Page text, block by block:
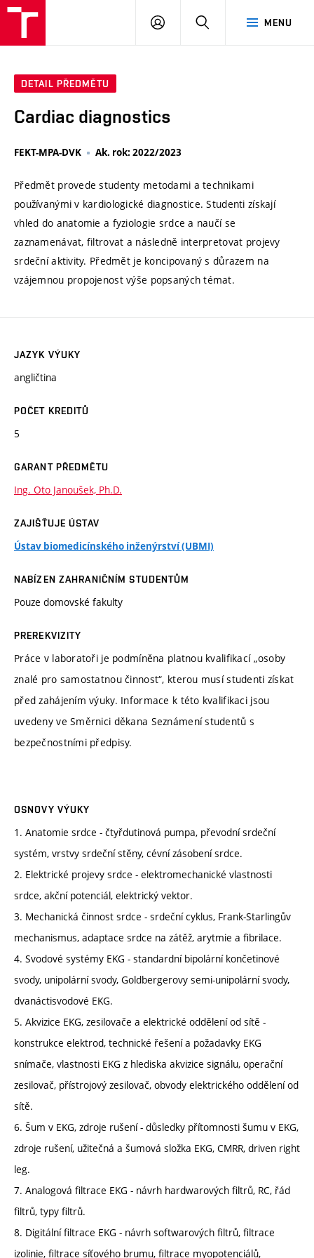
MENU
PŘIHLÁSIT
DETAIL PŘEDMĚTU
Cardiac diagnostics
FEKT-MPA-DVK Ak. rok: 2022/2023
Předmět provede studenty metodami a technikami
používanými v kardiologické diagnostice. Studenti získají
vhled do anatomie a fyziologie srdce a naučí se
zaznamenávat, filtrovat a následně interpretovat projevy
srdeční aktivity. Předmět je koncipovaný s důrazem na
vzájemnou propojenost výše popsaných témat.
JAZYK VÝUKY
angličtina
POČET KREDITŮ
5
GARANT PŘEDMĚTU
Ing. Oto Janoušek, Ph.D.
ZAJIŠŤUJE ÚSTAV
Ústav biomedicínského inženýrství (UBMI)
NABÍZEN ZAHRANIČNÍM STUDENTŮM
Pouze domovské fakulty
PREREKVIZITY
Práce v laboratoři je podmíněna platnou kvalifikací „osoby
znalé pro samostatnou činnost“, kterou musí studenti získat
před zahájením výuky. Informace k této kvalifikaci jsou
uvedeny ve Směrnici děkana Seznámení studentů s
bezpečnostními předpisy.
OSNOVY VÝUKY
1. Anatomie srdce - čtyřdutinová pumpa, převodní srdeční
systém, vrstvy srdeční stěny, cévní zásobení srdce.
2. Elektrické projevy srdce - elektromechanické vlastnosti
srdce, akční potenciál, elektrický vektor.
3. Mechanická činnost srdce - srdeční cyklus, Frank-Starlingův
mechanismus, adaptace srdce na zátěž, arytmie a fibrilace.
4. Svodové systémy EKG - standardní bipolární končetinové
svody, unipolární svody, Goldbergerovy semi-unipolární svody,
dvanáctisvodové EKG.
5. Akvizice EKG, zesilovače a elektrické oddělení od sítě -
konstrukce elektrod, technické řešení a požadavky EKG
snímače, vlastnosti EKG z hlediska akvizice signálu, operační
zesilovač, přístrojový zesilovač, obvody elektrického oddělení od
sítě.
6. Šum v EKG, zdroje rušení - důsledky přítomnosti šumu v EKG,
zdroje rušení, užitečná a šumová složka EKG, CMRR, driven right
leg.
7. Analogová filtrace EKG - návrh hardwarových filtrů, RC, řád
filtrů, typy filtrů.
8. Digitální filtrace EKG - návrh softwarových filtrů, filtrace
izolinie, filtrace síťového brumu, filtrace myopotenciálů,